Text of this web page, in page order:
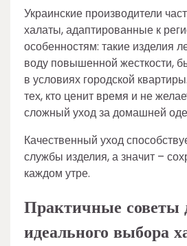
Украинские производители
халаты, адаптированные к
особенностям: такие изделия
воду повышенной жесткости,
в условиях городской
тех, кто ценит время и не
сложный уход за домашней
Качественный уход
службы изделия, а значит –
каждом утре.
Практичные советы
идеального выбора